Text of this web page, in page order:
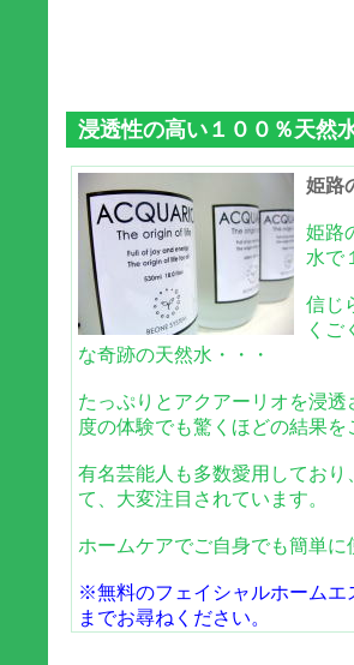
浸透性の高い１００％天
姫路
姫路
水で
信じ
くご
な奇跡の天然水・・・
たっぷりとアクアーリオを浸
度の体験でも驚くほどの結果
有名芸能人も多数愛用してお
て、大変注目されています。
ホームケアでご自身でも簡単
※無料のフェイシャルホームエ
までお尋ねください。